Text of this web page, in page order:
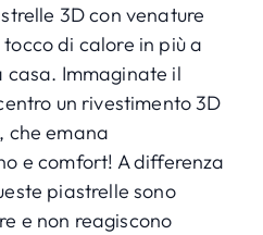
3D con venature
di calore in più a
casa. Immaginate il
un rivestimento 3D
che emana
e comfort! A differenza
piastrelle sono
e non reagiscono